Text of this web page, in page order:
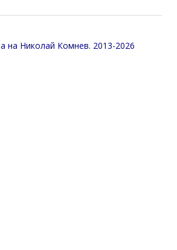
на Николай Комнев. 2013-2026